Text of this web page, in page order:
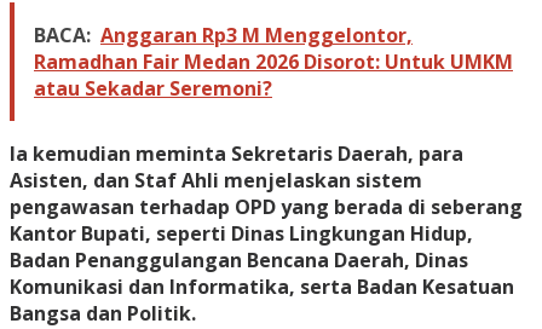
BACA: Anggaran Rp3 M Menggelontor,
Ramadhan Fair Medan 2026 Disorot: Untuk UMKM
atau Sekadar Seremoni?
Ia kemudian meminta Sekretaris Daerah, para
Asisten, dan Staf Ahli menjelaskan sistem
pengawasan terhadap OPD yang berada di seberang
Kantor Bupati, seperti Dinas Lingkungan Hidup,
Badan Penanggulangan Bencana Daerah, Dinas
Komunikasi dan Informatika, serta Badan Kesatuan
Bangsa dan Politik.